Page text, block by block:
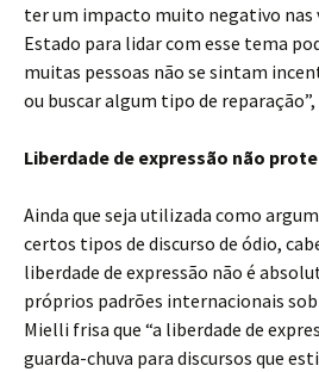
ter um impacto muito negativo nas
Estado para lidar com esse tema
muitas pessoas não se sintam
ou buscar algum tipo de reparação”,
Liberdade de expressão não
Ainda que seja utilizada como
certos tipos de discurso de ódio,
liberdade de expressão não é
próprios padrões internacionais
Mielli frisa que “a liberdade de
guarda-chuva para discursos que